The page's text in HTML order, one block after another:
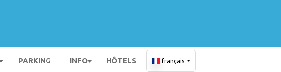
PARKING INFO HÔTELS français